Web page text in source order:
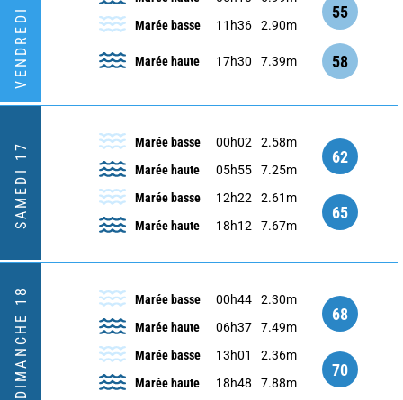
VENDREDI 16
Marée basse
11h36 2.90m
55
Marée haute 17h30 7.39m 58
SAMEDI 17 Marée basse 00h02
2.58m
Marée haute
05h55 7.25m
62
Marée basse 12h22
2.61m
Marée haute
18h12 7.67m
65
DIMANCHE 18 Marée basse 00h44
2.30m
Marée haute
06h37 7.49m
68
Marée basse 13h01
2.36m
Marée haute
18h48 7.88m
70